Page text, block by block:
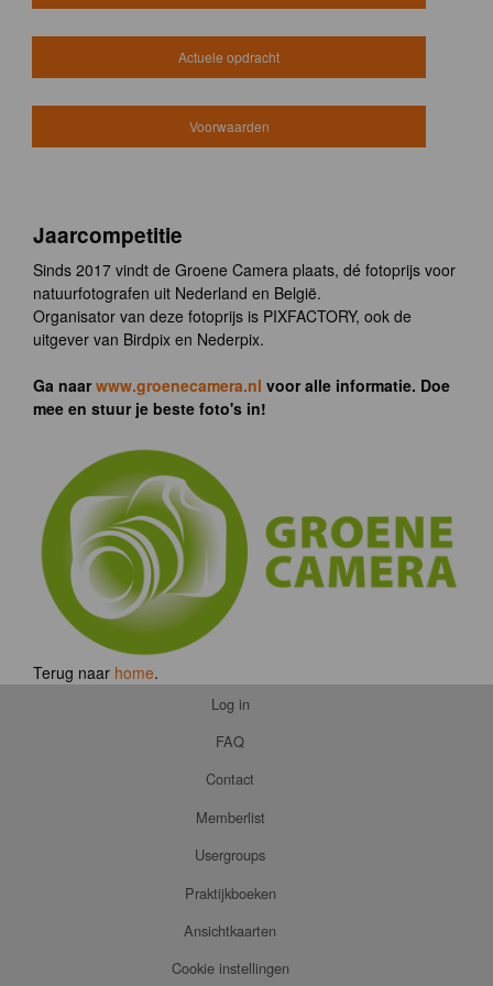
Actuele opdracht
Voorwaarden
Jaarcompetitie
Sinds 2017 vindt de Groene Camera plaats, dé fotoprijs voor
natuurfotografen uit Nederland en België.
Organisator van deze fotoprijs is PIXFACTORY, ook de
uitgever van Birdpix en Nederpix.
Ga naarwww.groenecamera.nl voor alle informatie. Doe
mee en stuur je beste foto's in!
Terug naar home.
Log in
FAQ
Contact
Memberlist
Usergroups
Praktijkboeken
Ansichtkaarten
Cookie instellingen